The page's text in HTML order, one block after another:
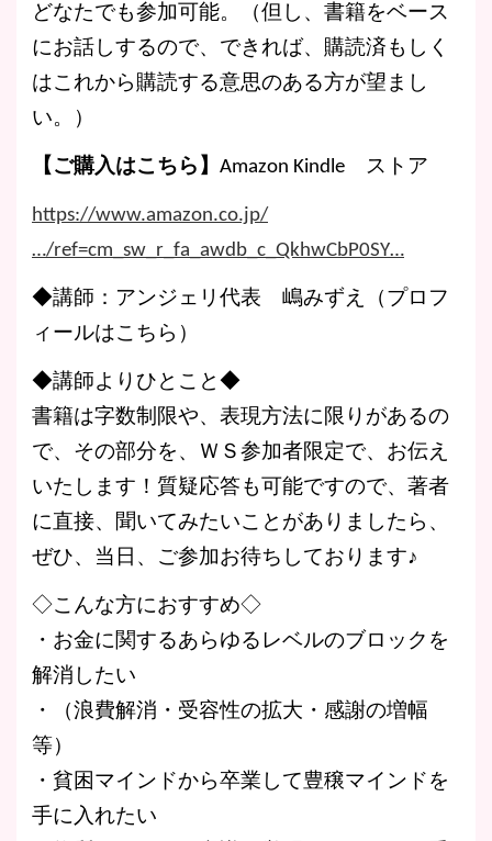
どなたでも参加可能。（但し、書籍をベース
にお話しするので、できれば、購読済もしく
はこれから購読する意思のある方が望まし
い。）
【ご購入はこちら】 Amazon Kindle ストア
https://www.amazon.co.jp/
…/ref=cm_sw_r_fa_awdb_c_QkhwCbP0SY…
◆講師：アンジェリ代表 嶋みずえ（プロフ
ィールはこちら）
◆講師よりひとこと◆
書籍は字数制限や、表現方法に限りがあるの
で、その部分を、ＷＳ参加者限定で、お伝え
いたします！質疑応答も可能ですので、著者
に直接、聞いてみたいことがありましたら、
ぜひ、当日、ご参加お待ちしております♪
◇こんな方におすすめ◇
・お金に関するあらゆるレベルのブロックを
解消したい
・（浪費解消・受容性の拡大・感謝の増幅
等）
・貧困マインドから卒業して豊穣マインドを
手に入れたい